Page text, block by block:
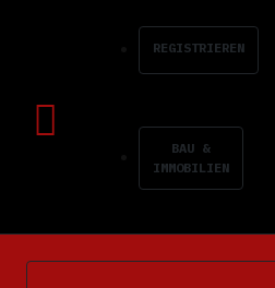
REGISTRIEREN
BAU &
IMMOBILIEN